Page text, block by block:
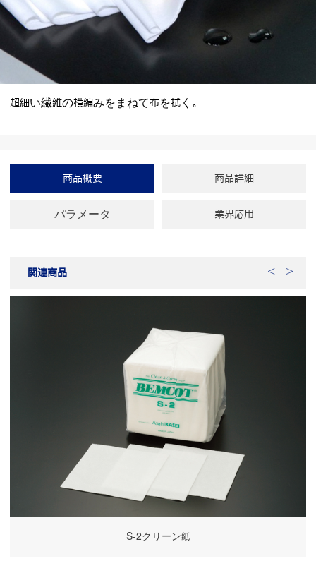
超細い繊維の横編みをまねて布を拭く。
商品概要 商品詳細
パラメータ 業界応用
関連商品
S-2クリーン紙